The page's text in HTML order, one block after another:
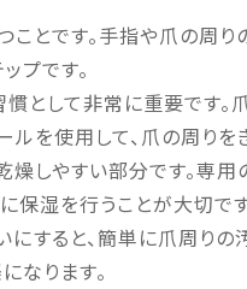
ことです。手指や爪の周
プです。
として非常に重要です。
を使用して、爪の周りを
しやすい部分です。専
保湿を行うことが大切です
ると、簡単に爪周りの
なります。